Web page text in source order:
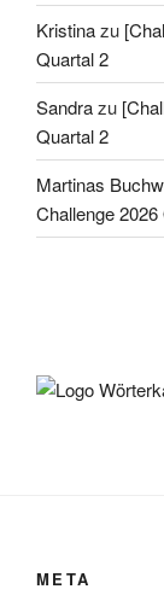
Kristinazu
Quartal 2
Sandrazu
Quartal 2
Martinas
Challenge 2026
META